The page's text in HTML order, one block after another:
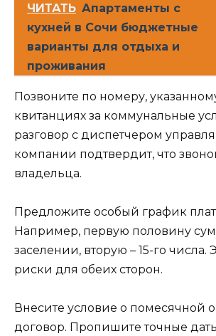
ЧИТАТЬ Апартаменты с
кухней в Сочи бюджетные
варианты для отдыха и
проживания
Позвоните по номеру,
квитанциях за коммунальные
разговор с диспетчером
компании подтвердит, что
владельца.
Предложите особый график
Например, первую половину
заселении, вторую – 15-го числа.
риски для обеих сторон.
Внесите условие о помесячной
договор. Пропишите точные